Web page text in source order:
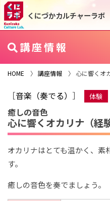
くにづかカルチャーラボ
講座情報
HOME 〉 講座情報 〉 心に響くオ
［音楽（奏でる） ］ 体験
癒しの音色
心に響くオカリナ（経
オカリナはとても温かく、素
す。
癒しの音色を奏でましょう。